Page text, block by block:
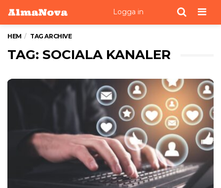
Logga in
HEM TAG ARCHIVE
TAG: SOCIALA KANALER